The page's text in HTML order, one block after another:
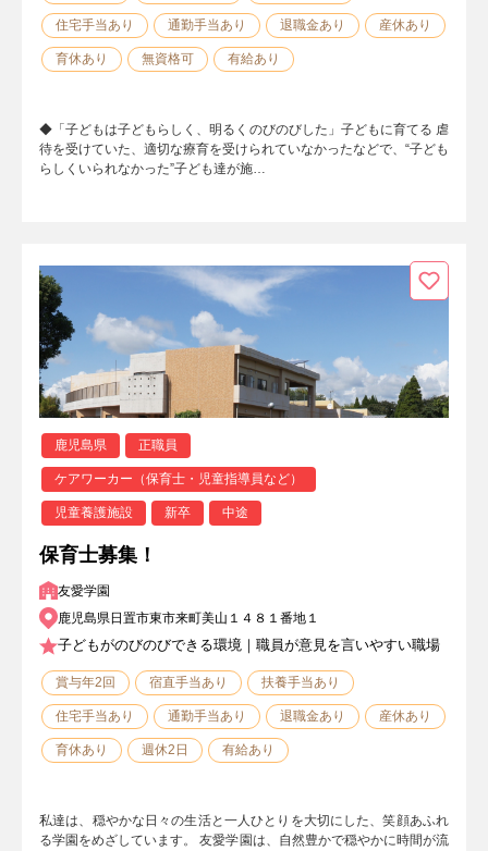
住宅手当あり 通勤手当あり 退職金あり 産休あり
育休あり 無資格可 有給あり
◆「子どもは子どもらしく、明るくのびのびした」子どもに育てる 虐
待を受けていた、適切な療育を受けられていなかったなどで、“子ども
らしくいられなかった”子ども達が施…
鹿児島県 正職員
ケアワーカー（保育士・児童指導員など）
児童養護施設 新卒 中途
保育士募集！
友愛学園
鹿児島県日置市東市来町美山１４８１番地１
子どもがのびのびできる環境｜職員が意見を言いやすい職場
賞与年2回 宿直手当あり 扶養手当あり
住宅手当あり 通勤手当あり 退職金あり 産休あり
育休あり 週休2日 有給あり
私達は、穏やかな日々の生活と一人ひとりを大切にした、笑顔あふれ
る学園をめざしています。 友愛学園は、自然豊かで穏やかに時間が流